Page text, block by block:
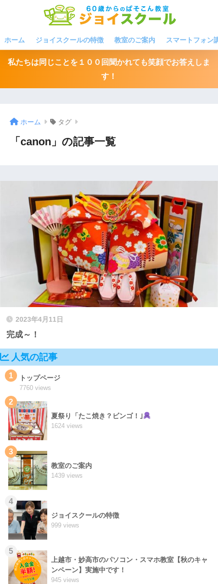
ホーム ジョイスクールの特徴 教室のご案内 スマートフォン
私たちは同じことを１００回聞かれても笑顔でお答えしま
す！
ホーム タグ
「canon」の記事一覧
2023年4月11日
完成～！
人気の記事
1 トップページ
7760 views
2
夏祭り「たこ焼き？ビンゴ！｣
1624 views
3
教室のご案内
1439 views
4
ジョイスクールの特徴
999 views
5
上越市・妙高市のパソコン・スマホ教室【秋のキャ
ンペーン】実施中です！
945 views